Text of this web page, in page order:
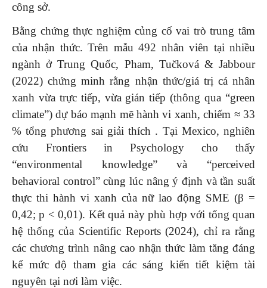
công sở.
Bằng chứng thực nghiệm củng cố vai trò trung tâm
của nhận thức. Trên mẫu 492 nhân viên tại nhiều
ngành ở Trung Quốc, Pham, Tučková & Jabbour
(2022) chứng minh rằng nhận thức/giá trị cá nhân
xanh vừa trực tiếp, vừa gián tiếp (thông qua “green
climate”) dự báo mạnh mẽ hành vi xanh, chiếm ≈ 33
% tổng phương sai giải thích . Tại Mexico, nghiên
cứu Frontiers in Psychology cho thấy
“environmental knowledge” và “perceived
behavioral control” cùng lúc nâng ý định và tần suất
thực thi hành vi xanh của nữ lao động SME (β =
0,42; p < 0,01). Kết quả này phù hợp với tổng quan
hệ thống của Scientific Reports (2024), chỉ ra rằng
các chương trình nâng cao nhận thức làm tăng đáng
kể mức độ tham gia các sáng kiến tiết kiệm tài
nguyên tại nơi làm việc.